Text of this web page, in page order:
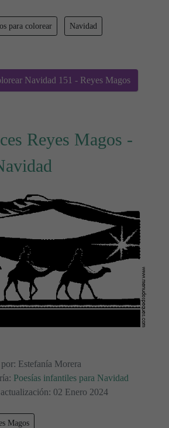
para colorear Navidad
Navidad 151 - Reyes Magos
Reyes Magos -
Estefanía Morera
Poesías infantiles para Navidad
02 Enero 2024
Magos